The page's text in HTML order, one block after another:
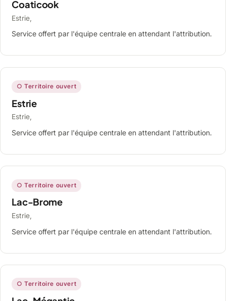
Coaticook
Estrie,
Service offert par l'équipe centrale en attendant l'attribution.
○ Territoire ouvert
Estrie
Estrie,
Service offert par l'équipe centrale en attendant l'attribution.
○ Territoire ouvert
Lac-Brome
Estrie,
Service offert par l'équipe centrale en attendant l'attribution.
○ Territoire ouvert